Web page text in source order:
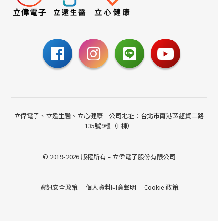
0800-885-095
請至聯絡我們填寫表單，
立偉電子、立遠生醫、立心健康｜公司地址：台北市南港區經貿二路
135號9樓（F棟）
© 2019-2026 版權所有 – 立偉電子股份有限公司
資訊安全政策 個人資料同意聲明 Cookie 政策